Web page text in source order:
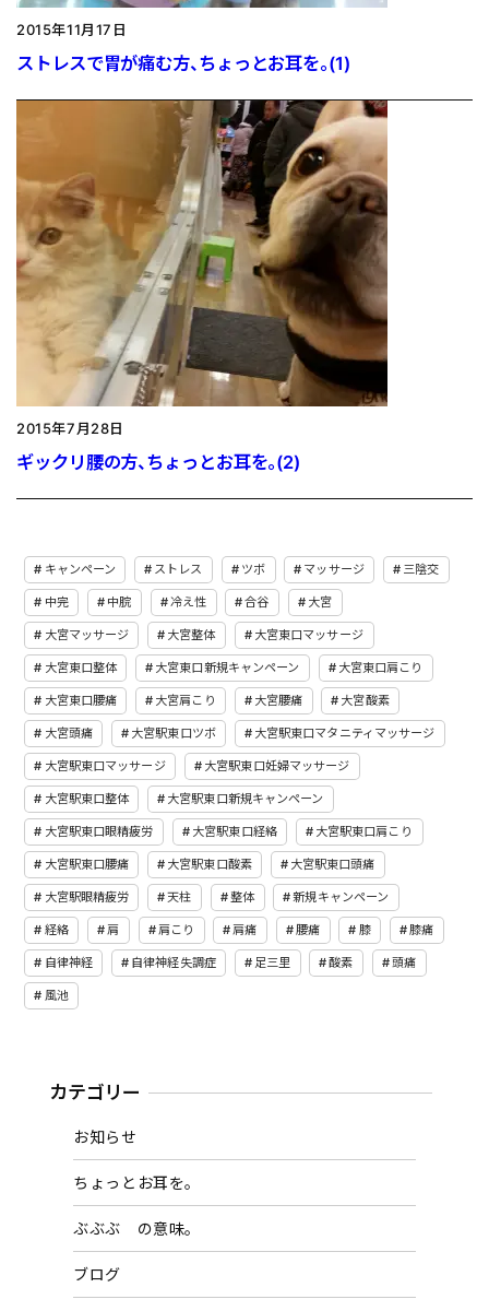
2015年11月17日
ストレスで胃が痛む方、ちょっとお耳を。(1)
2015年7月28日
ギックリ腰の方、ちょっとお耳を。(2)
キャンペーン ストレス ツボ マッサージ 三陰交
中完 中脘 冷え性 合谷 大宮
大宮マッサージ 大宮整体 大宮東口マッサージ
大宮東口整体 大宮東口新規キャンペーン 大宮東口肩こり
大宮東口腰痛 大宮肩こり 大宮腰痛 大宮酸素
大宮頭痛 大宮駅東口ツボ 大宮駅東口マタニティマッサージ
大宮駅東口マッサージ 大宮駅東口妊婦マッサージ
大宮駅東口整体 大宮駅東口新規キャンペーン
大宮駅東口眼精疲労 大宮駅東口経絡 大宮駅東口肩こり
大宮駅東口腰痛 大宮駅東口酸素 大宮駅東口頭痛
大宮駅眼精疲労 天柱 整体 新規キャンペーン
経絡 肩 肩こり 肩痛 腰痛 膝 膝痛
自律神経 自律神経失調症 足三里 酸素 頭痛
風池
カテゴリー
お知らせ
ちょっとお耳を。
ぶぶぶ の意味。
ブログ